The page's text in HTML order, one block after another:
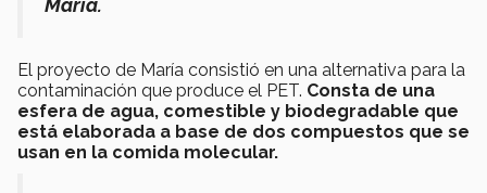
María.
El proyecto de María consistió en una alternativa para la
contaminación que produce el PET. Consta de una
esfera de agua, comestible y biodegradable que
está elaborada a base de dos compuestos que se
usan en la comida molecular.